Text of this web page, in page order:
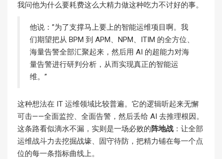
我问他为什么要耗费这么大精力做这种吃力不讨好的事。
他说：”为了支撑马上要上的智能运维项目啊。我
们期望把从 BPM 到 APM、NPM、ITIM 的全方位、
海量告警全部汇聚起来，然后用 AI 的超能力对海
量告警进行研判分析，从而实现真正的智能运
维。”
这种想法在 IT 运维领域比较普遍。它的逻辑听起来无懈
可击——全面监控、全面告警，然后丢给 AI 去推理根因。
这条路看似滴水不漏，实则是一场必败的阵地战 ：让全部
运维战斗力去挖掘战壕、固守待防，把精力铺在每一个点
位的每一条指标曲线上。